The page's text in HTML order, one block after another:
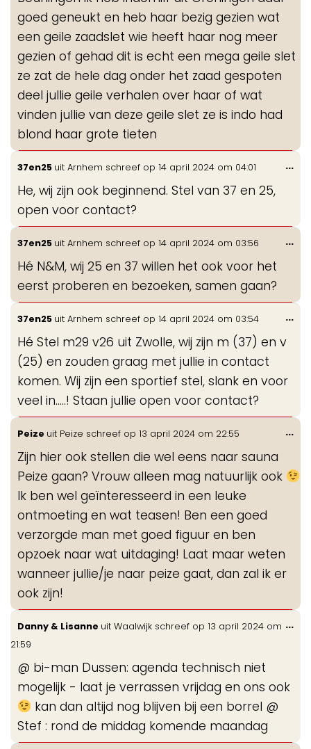
goed geneukt en heb haar bezig gezien wat
een geile zaadslet wie heeft haar nog meer
gezien of gehad dit is echt een mega geile slet
ze zat de hele dag onder het zaad gespoten
deel jullie geile verhalen over haar of wat
vinden jullie van deze geile slet ze is indo had
blond haar grote tieten
37en25 uit Arnhem schreef op 14 april 2024 om 04:01
He, wij zijn ook beginnend. Stel van 37 en 25,
open voor contact?
...
37en25 uit Arnhem schreef op 14 april 2024 om 03:56
Hé N&M, wij 25 en 37 willen het ook voor het
eerst proberen en bezoeken, samen gaan?
...
37en25 uit Arnhem schreef op 14 april 2024 om 03:54
Hé Stel m29 v26 uit Zwolle, wij zijn m (37) en v
(25) en zouden graag met jullie in contact
komen. Wij zijn een sportief stel, slank en voor
veel in…..! Staan jullie open voor contact?
...
Peize uit Peize schreef op 13 april 2024 om 22:55
Zijn hier ook stellen die wel eens naar sauna
Peize gaan? Vrouw alleen mag natuurlijk ook
Ik ben wel geïnteresseerd in een leuke
ontmoeting en wat teasen! Ben een goed
verzorgde man met goed figuur en ben
opzoek naar wat uitdaging! Laat maar weten
wanneer jullie/je naar peize gaat, dan zal ik er
ook zijn!
...
Danny & Lisanne uit Waalwijk schreef op 13 april 2024 om
21:59
@ bi-man Dussen: agenda technisch niet
mogelijk - laat je verrassen vrijdag en ons ook
kan dan altijd nog blijven bij een borrel @
Stef : rond de middag komende maandag
...